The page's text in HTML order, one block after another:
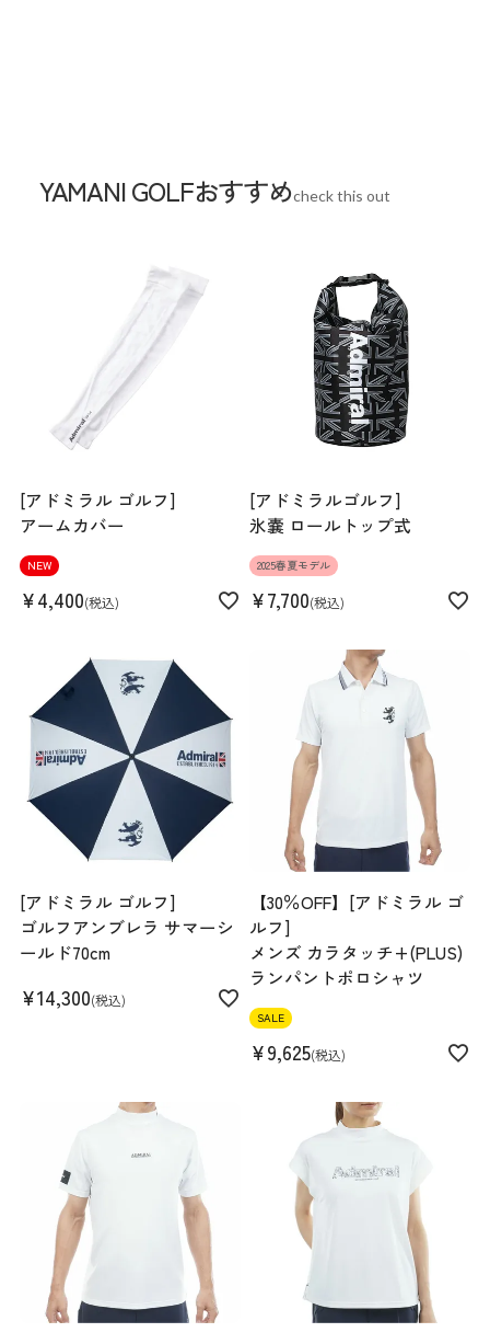
YAMANI GOLFおすすめcheck this out
[アドミラル ゴルフ]
アームカバー
NEW
¥4,400 税込
[アドミラルゴルフ]
氷嚢 ロールトップ式
2025春夏モデル
¥7,700 税込
[アドミラル ゴルフ]
ゴルフアンブレラ サマーシ
ールド70cm
¥14,300 税込
【30％OFF】[アドミラル ゴ
ルフ]
メンズ カラタッチ+(PLUS)
ランパントポロシャツ
SALE
¥9,625 税込